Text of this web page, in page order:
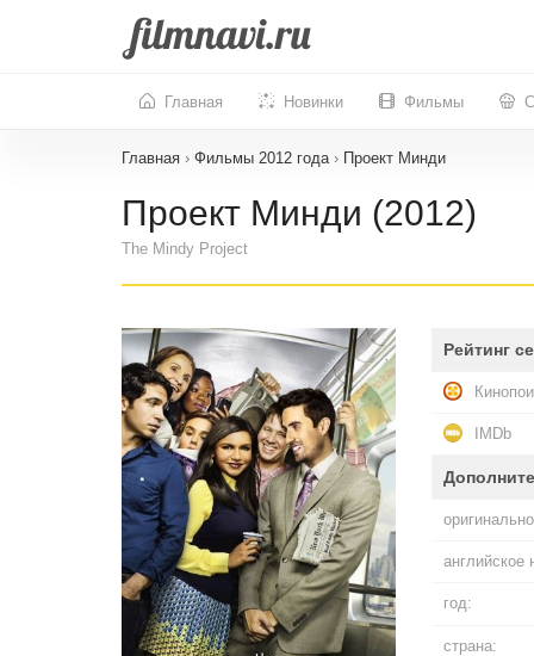
Главная Новинки Фильмы
Главная › Фильмы 2012 года › Проект Минди
Проект Минди (2012)
The Mindy Project
Рейтинг
IMDb
английское
год:
страна: